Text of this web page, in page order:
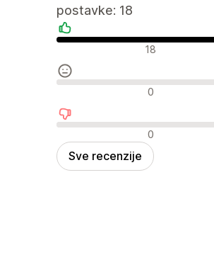
postavke: 18
Pozitivne recenzije
18
Neutralne recenzije
0
Negativne recenzije
0
Sve recenzije